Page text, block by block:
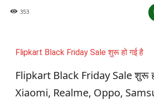
353
Flipkart Black Friday Sale शुरू हो गई है
Flipkart Black Friday Sale शुरू
Xiaomi, Realme, Oppo,